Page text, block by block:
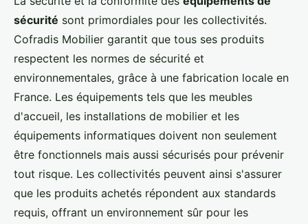
sécurité sont primordiales pour les collectivités.
Cofradis Mobilier garantit que tous ses produits
respectent les normes de sécurité et
environnementales, grâce à une fabrication locale en
France. Les équipements tels que les meubles
d'accueil, les installations de mobilier et les
équipements informatiques doivent non seulement
être fonctionnels mais aussi sécurisés pour prévenir
tout risque. Les collectivités peuvent ainsi s'assurer
que les produits achetés répondent aux standards
requis, offrant un environnement sûr pour les